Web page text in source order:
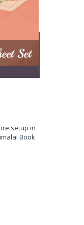
setup in
Book